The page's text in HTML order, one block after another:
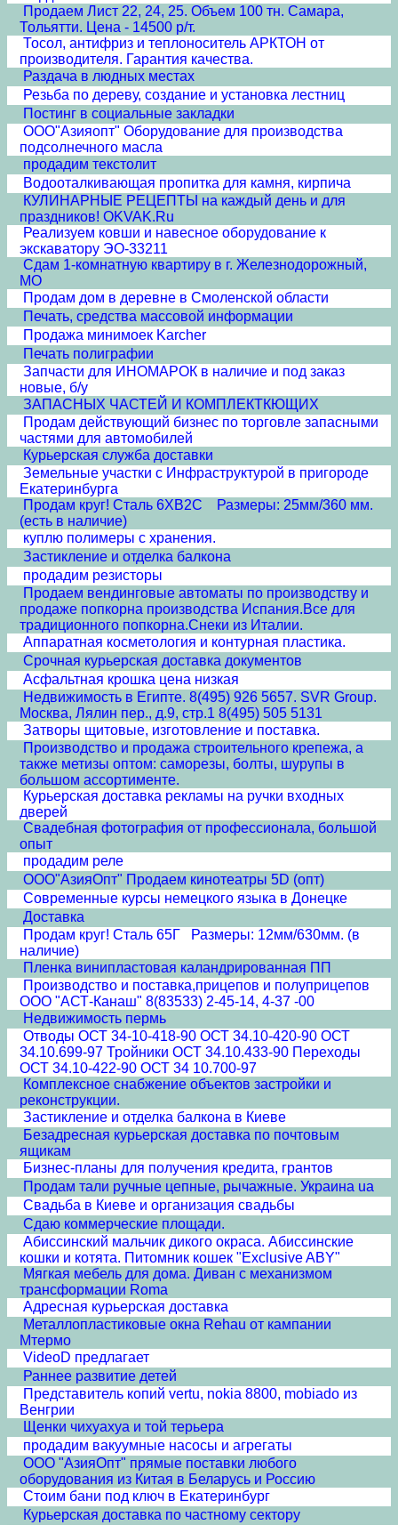
Продаем Лист 22, 24, 25. Объем 100 тн. Самара,
Тольятти. Цена - 14500 р/т.
Тосол, антифриз и теплоноситель АРКТОН от
производителя. Гарантия качества.
Раздача в людных местах
Резьба по дереву, создание и установка лестниц
Постинг в социальные закладки
ООО"Азияопт" Оборудование для производства
подсолнечного масла
продадим текстолит
Водооталкивающая пропитка для камня, кирпича
КУЛИНАРНЫЕ РЕЦЕПТЫ на каждый день и для
праздников! OKVAK.Ru
Реализуем ковши и навесное оборудование к
экскаватору ЭО-33211
Сдам 1-комнатную квартиру в г. Железнодорожный,
МО
Продам дом в деревне в Смоленской области
Печать, средства массовой информации
Продажа минимоек Karcher
Печать полиграфии
Запчасти для ИНОМАРОК в наличие и под заказ
новые, б/у
ЗАПАСНЫХ ЧАСТЕЙ И КОМПЛЕКТКЮЩИХ
Продам действующий бизнес по торговле запасными
частями для автомобилей
Курьерская служба доставки
Земельные участки с Инфраструктурой в пригороде
Екатеринбурга
Продам круг! Сталь 6ХВ2С Размеры: 25мм/360 мм.
(есть в наличие)
куплю полимеры с хранения.
Застикление и отделка балкона
продадим резисторы
Продаем вендинговые автоматы по производству и
продаже попкорна производства Испания.Все для
традиционного попкорна.Снеки из Италии.
Аппаратная косметология и контурная пластика.
Срочная курьерская доставка документов
Асфальтная крошка цена низкая
Недвижимость в Египте. 8(495) 926 5657. SVR Group.
Москва, Лялин пер., д.9, стр.1 8(495) 505 5131
Затворы щитовые, изготовление и поставка.
Производство и продажа строительного крепежа, а
также метизы оптом: саморезы, болты, шурупы в
большом ассортименте.
Курьерская доставка рекламы на ручки входных
дверей
Свадебная фотография от профессионала, большой
опыт
продадим реле
ООО"АзияОпт" Продаем кинотеатры 5D (опт)
Современные курсы немецкого языка в Донецке
Доставка
Продам круг! Сталь 65Г Размеры: 12мм/630мм. (в
наличие)
Пленка винипластовая каландрированная ПП
Производство и поставка,прицепов и полуприцепов
ООО "АСТ-Канаш" 8(83533) 2-45-14, 4-37 -00
Недвижимость пермь
Отводы ОСТ 34-10-418-90 ОСТ 34.10-420-90 ОСТ
34.10.699-97 Тройники ОСТ 34.10.433-90 Переходы
ОСТ 34.10-422-90 ОСТ 34 10.700-97
Комплексное снабжение объектов застройки и
реконструкции.
Застикление и отделка балкона в Киеве
Безадресная курьерская доставка по почтовым
ящикам
Бизнес-планы для получения кредита, грантов
Продам тали ручные цепные, рычажные. Украина ua
Свадьба в Киеве и организация свадьбы
Сдаю коммерческие площади.
Абиссинский мальчик дикого окраса. Абиссинские
кошки и котята. Питомник кошек "Exclusive ABY"
Мягкая мебель для дома. Диван с механизмом
трансформации Roma
Адресная курьерская доставка
Металлопластиковые окна Rehau от кампании
Мтермо
VideoD предлагает
Раннее развитие детей
Представитель копий vertu, nokia 8800, mobiado из
Венгрии
Щенки чихуахуа и той терьера
продадим вакуумные насосы и агрегаты
ООО "АзияОпт" прямые поставки любого
оборудования из Китая в Беларусь и Россию
Стоим бани под ключ в Екатеринбург
Курьерская доставка по частному сектору